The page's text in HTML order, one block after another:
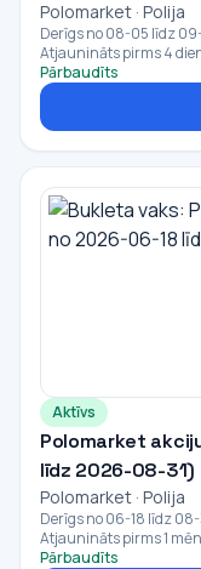
Polomarket · Polija
Derīgs no 08-05 līdz 09-
Atjaunināts pirms 4
Pārbaudīts
Aktīvs
Polomarket
līdz 2026-08-31)
Polomarket · Polija
Derīgs no 06-18 līdz 08-
Atjaunināts pirms 1
Pārbaudīts